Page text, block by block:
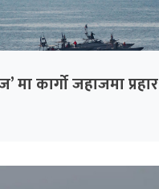
मा कार्गो जहाजमा प्रहार